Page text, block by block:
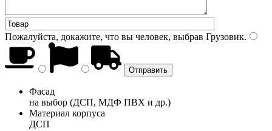
Пожалуйста, докажите, что вы человек, выбрав Грузовик.
Фасад
на выбор (ДСП, МДФ ПВХ и др.)
Материал корпуса
ДСП